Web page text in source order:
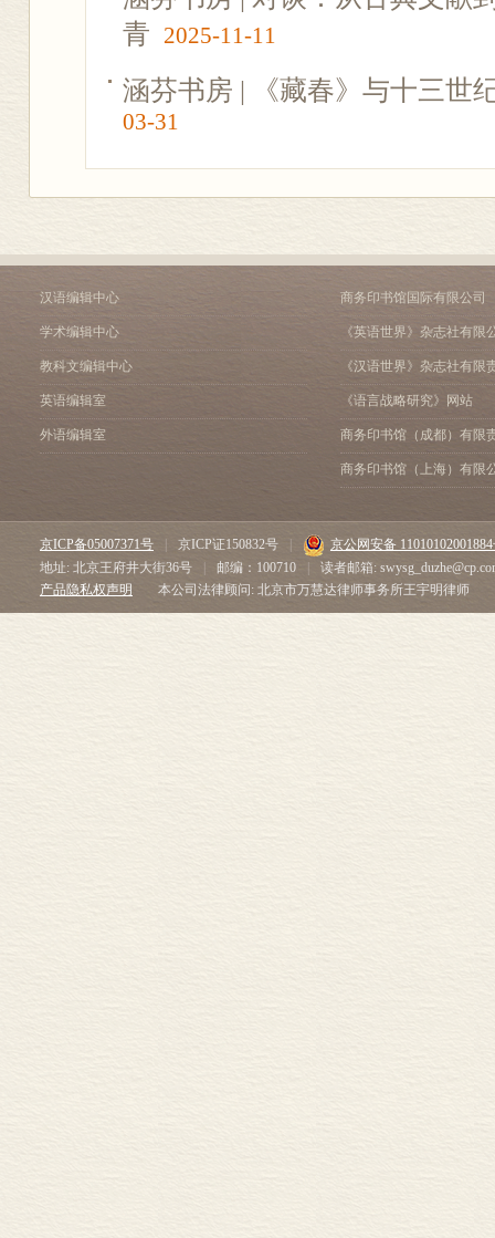
青 2025-11-11
涵芬书房 | 《藏春》与十三世
03-31
汉语编辑中心
学术编辑中心
教科文编辑中心
英语编辑室
外语编辑室
商务印书馆国际有限公司
《英语世界》杂志社有限
《汉语世界》杂志社有限
《语言战略研究》网站
商务印书馆（成都）有限
商务印书馆（上海）有限
京ICP备05007371号 京ICP证150832号
京公网安备
地址: 北京王府井大街36号
邮编：100710
读者邮箱:
产品隐私权声明
本公司法律顾问: 北京市万慧达律师事务所王宇明律师